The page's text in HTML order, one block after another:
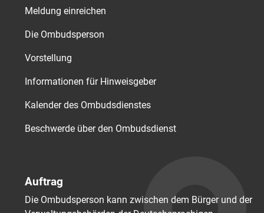
Meldung einreichen
Die Ombudsperson
Vorstellung
Informationen für Hinweisgeber
Kalender des Ombudsdienstes
Beschwerde über den Ombudsdienst
Auftrag
Die Ombudsperson kann zwischen dem Bürger und der